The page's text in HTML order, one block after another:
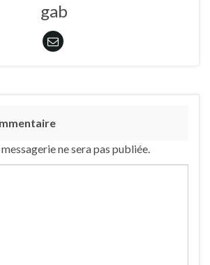
gab
ne sera pas publiée.